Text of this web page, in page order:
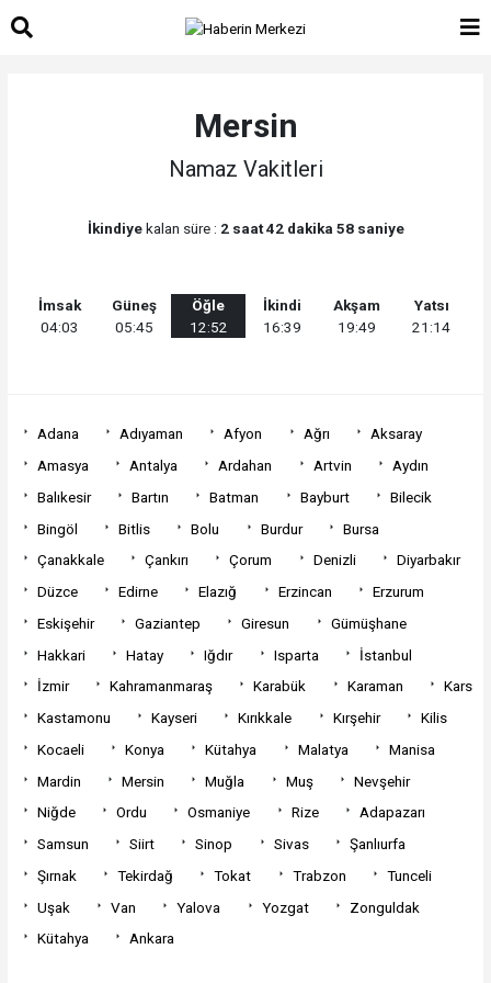
Mersin
Namaz Vakitleri
İkindiyekalan süre : 2 saat 42 dakika 58 saniye
İmsak
04:03
Güneş
05:45
Öğle
12:52
İkindi
16:39
Akşam
19:49
Yatsı
21:14
Adana Adıyaman Afyon Ağrı
Aksaray
Amasya
Antalya Ardahan Artvin
Aydın
Balıkesir
Bartın Batman Bayburt
Bilecik
Bingöl
Bitlis Bolu Burdur
Bursa
Çanakkale
Çankırı Çorum Denizli
Diyarbakır
Düzce
Edirne Elazığ Erzincan
Erzurum
Eskişehir
Gaziantep Giresun
Gümüşhane
Hakkari
Hatay Iğdır Isparta
İstanbul
İzmir
Kahramanmaraş Karabük Karaman
Kars
Kastamonu
Kayseri Kırıkkale Kırşehir
Kilis
Kocaeli
Konya Kütahya Malatya
Manisa
Mardin
Mersin Muğla Muş
Nevşehir
Niğde
Ordu Osmaniye Rize
Adapazarı
Samsun
Siirt Sinop Sivas
Şanlıurfa
Şırnak
Tekirdağ Tokat Trabzon
Tunceli
Uşak
Van Yalova Yozgat
Zonguldak
Kütahya
Ankara